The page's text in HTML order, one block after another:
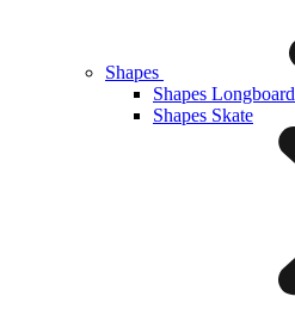
Shapes
Shapes Longboard
Shapes Skate